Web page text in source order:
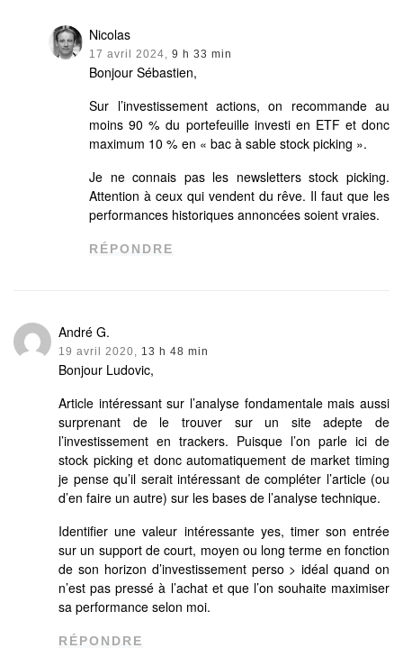
Nicolas
17 avril 2024, 9 h 33 min
Bonjour Sébastien,
Sur l’investissement actions, on recommande au
moins 90 % du portefeuille investi en ETF et donc
maximum 10 % en « bac à sable stock picking ».
Je ne connais pas les newsletters stock picking.
Attention à ceux qui vendent du rêve. Il faut que les
performances historiques annoncées soient vraies.
RÉPONDRE
André G.
19 avril 2020, 13 h 48 min
Bonjour Ludovic,
Article intéressant sur l’analyse fondamentale mais aussi
surprenant de le trouver sur un site adepte de
l’investissement en trackers. Puisque l’on parle ici de
stock picking et donc automatiquement de market timing
je pense qu’il serait intéressant de compléter l’article (ou
d’en faire un autre) sur les bases de l’analyse technique.
Identifier une valeur intéressante yes, timer son entrée
sur un support de court, moyen ou long terme en fonction
de son horizon d’investissement perso > idéal quand on
n’est pas pressé à l’achat et que l’on souhaite maximiser
sa performance selon moi.
RÉPONDRE